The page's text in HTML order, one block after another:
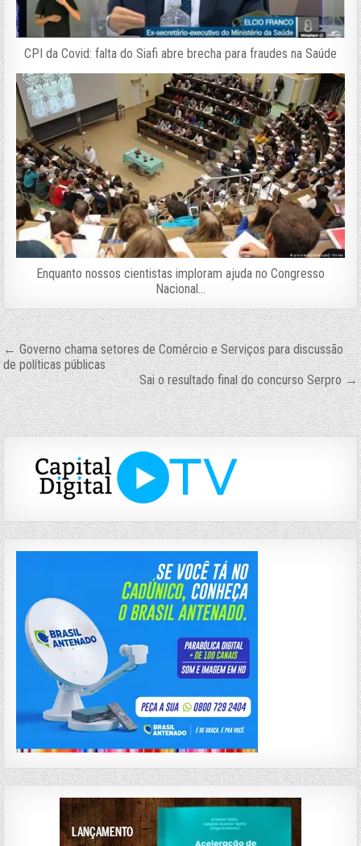
CPI da Covid: falta do Siafi abre brecha para fraudes na Saúde
Enquanto nossos cientistas imploram ajuda no Congresso
Nacional…
Navegação
de
Post
← Governo chama setores de Comércio e Serviços para discussão
de políticas públicas
Sai o resultado final do concurso Serpro →